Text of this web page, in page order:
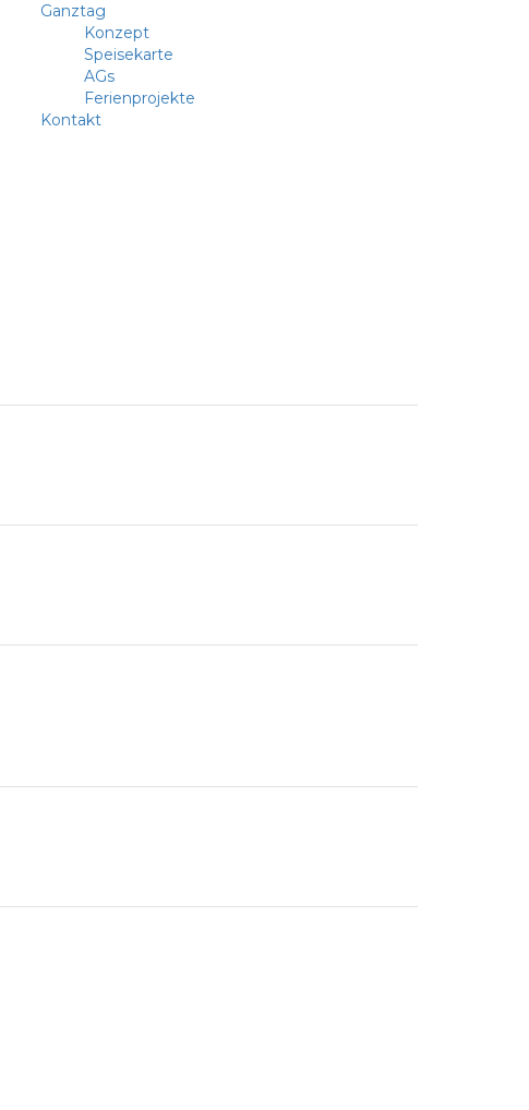
Ganztag
Konzept
Speisekarte
AGs
Ferienprojekte
Kontakt